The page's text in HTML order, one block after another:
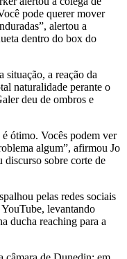
pode querer mover
alertou a
dentro do box do
situação, a reação da
naturalidade perante o
deu de ombros e
ótimo. Vocês podem ver
algum”, afirmou Jo
discurso sobre corte de
pelas redes sociais
levantando
ducha reaching para a